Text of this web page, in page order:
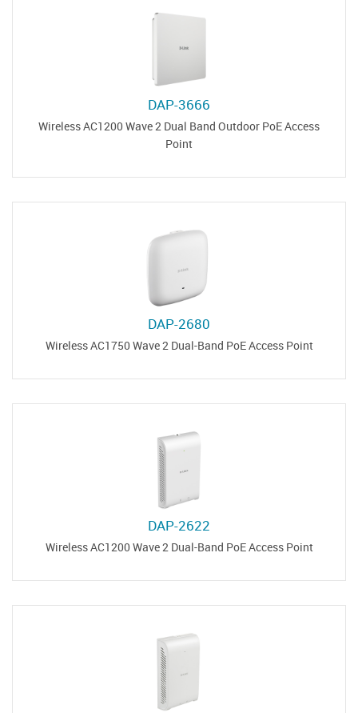
DAP-3666
Wireless AC1200 Wave 2 Dual Band Outdoor PoE Access
Point
DAP-2680
Wireless AC1750 Wave 2 Dual-Band PoE Access Point
DAP-2622
Wireless AC1200 Wave 2 Dual-Band PoE Access Point